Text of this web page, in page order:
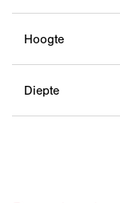
Hoogte
Diepte